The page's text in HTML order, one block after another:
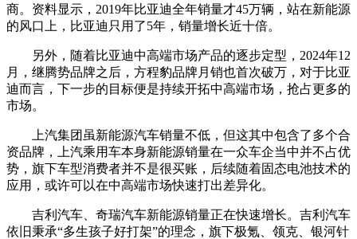
商。资料显示，2019年比亚迪全年销量才45万辆，站在新能源
的风口上，比亚迪只用了5年，销量增长近十倍。
另外，随着比亚迪中高端市场产品的逐步定型，2024年12
月，继腾势品牌之后，方程豹品牌月销也首次破万，对于比亚
迪而言，下一步的目标便是持续开拓中高端市场，抢占更多的
市场。
上汽集团虽新能源汽车销量不低，但这其中包含了多个合
资品牌，上汽乘用车本身新能源销量在一众车企当中并不占优
势，旗下车型消费者并不是很买账，后续随着固态电池技术的
应用，或许可以在中高端市场快速打出差异化。
吉利汽车、奇瑞汽车新能源销量正在快速增长。吉利汽车
依旧秉承“多生孩子好打架”的理念，旗下极氪、领克、银河针